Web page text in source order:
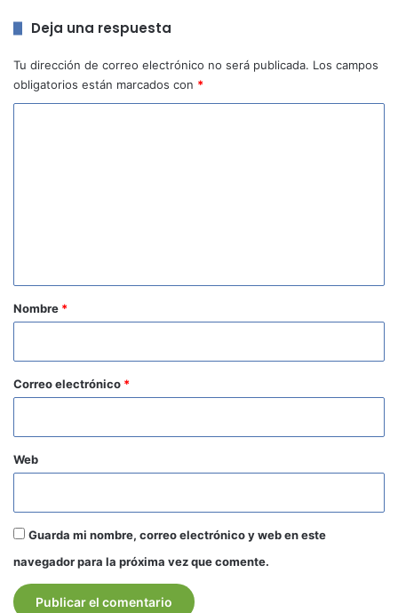
Deja una respuesta
Tu dirección de correo electrónico no será publicada. Los campos
obligatorios están marcados con *
r
o
*
Nombre *
Correo electrónico *
Web
Guarda mi nombre, correo electrónico y web en este
navegador para la próxima vez que comente.